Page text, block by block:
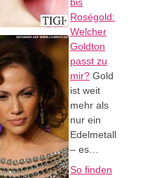
Roségold:
Welcher
Goldton
passt zu
mir? Gold
ist weit
mehr als
nur ein
Edelmetall
– es…
So finden